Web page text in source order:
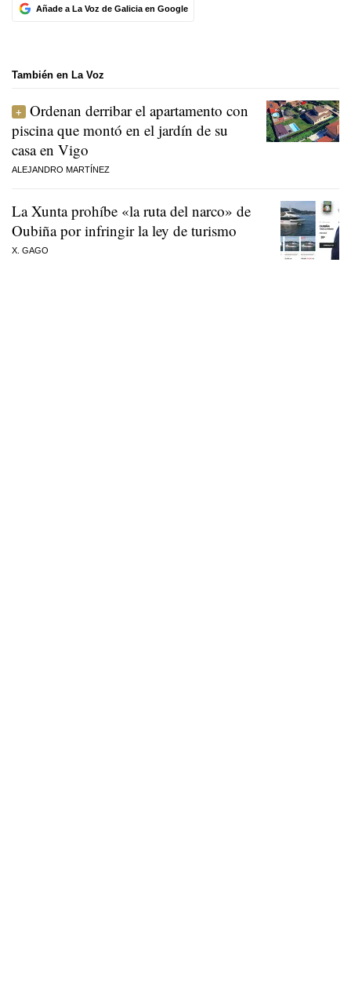
Añade a La Voz de Galicia en Google
También en La Voz
Ordenan derribar el apartamento con
piscina que montó en el jardín de su
casa en Vigo
ALEJANDRO MARTÍNEZ
La Xunta prohíbe «la ruta del narco» de
Oubiña por infringir la ley de turismo
X. GAGO